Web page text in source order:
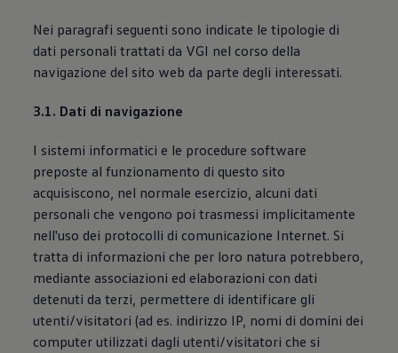
Nei paragrafi seguenti sono indicate le tipologie di
dati personali trattati da VGI nel corso della
navigazione del sito web da parte degli interessati.
3.1. Dati di navigazione
I sistemi informatici e le procedure software
preposte al funzionamento di questo sito
acquisiscono, nel normale esercizio, alcuni dati
personali che vengono poi trasmessi implicitamente
nell'uso dei protocolli di comunicazione Internet. Si
tratta di informazioni che per loro natura potrebbero,
mediante associazioni ed elaborazioni con dati
detenuti da terzi, permettere di identificare gli
utenti/visitatori (ad es. indirizzo IP, nomi di domini dei
computer utilizzati dagli utenti/visitatori che si